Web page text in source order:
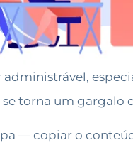
torna um
— copiar o